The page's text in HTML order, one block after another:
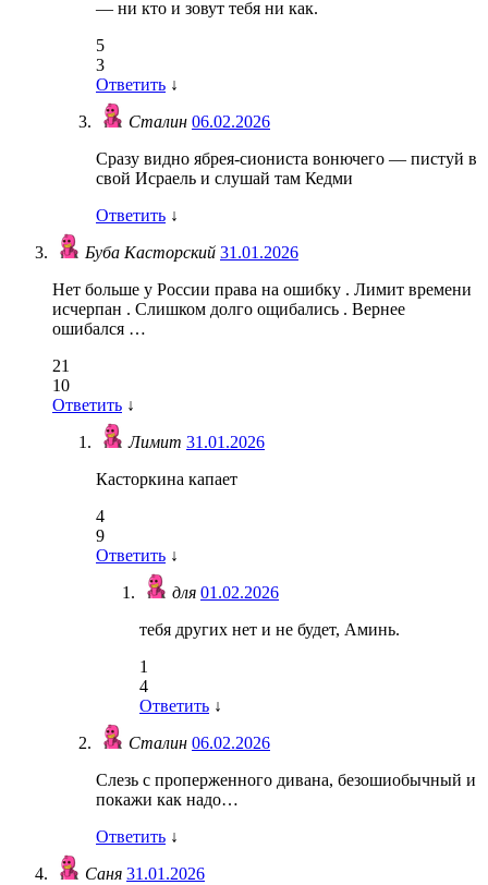
— ни кто и зовут тебя ни как.
5
3
Ответить ↓
Сталин 06.02.2026
Сразу видно ябрея-сиониста вонючего — пистуй в
свой Исраель и слушай там Кедми
Ответить ↓
Буба Касторский 31.01.2026
Нет больше у России права на ошибку . Лимит времени
исчерпан . Слишком долго ощибались . Вернее
ошибался …
21
10
Ответить ↓
Лимит 31.01.2026
Касторкина капает
4
9
Ответить ↓
для 01.02.2026
тебя других нет и не будет, Аминь.
1
4
Ответить ↓
Сталин 06.02.2026
Слезь с проперженного дивана, безошиобычный и
покажи как надо…
Ответить ↓
Саня 31.01.2026